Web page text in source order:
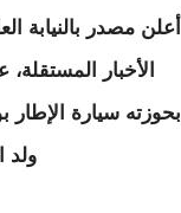
أعلن مصدر بالنيابة
الأخبار
بحوزته سيارة الإطار
ولد